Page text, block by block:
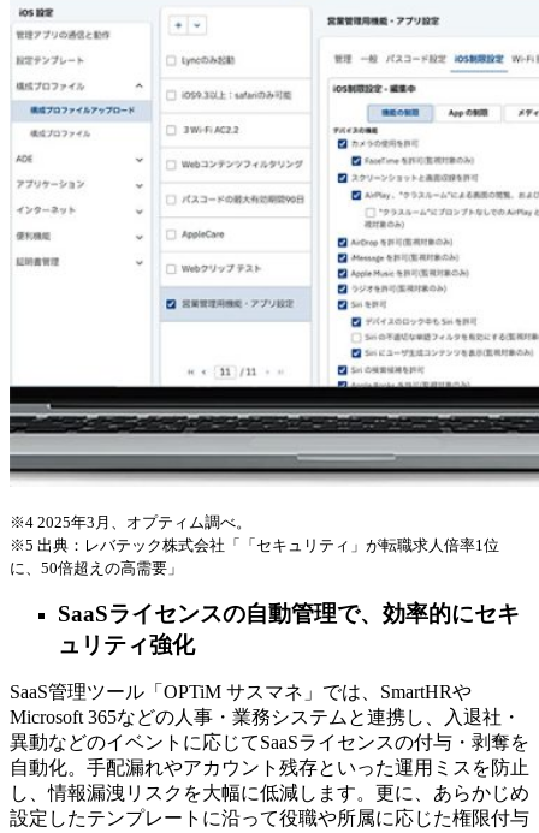
※4 2025年3月、オプティム調べ。
※5 出典：レバテック株式会社「「セキュリティ」が転職求人倍率1位
に、50倍超えの高需要」
SaaSライセンスの自動管理で、効率的にセキ
ュリティ強化
SaaS管理ツール「OPTiM サスマネ」では、SmartHRや
Microsoft 365などの人事・業務システムと連携し、入退社・
異動などのイベントに応じてSaaSライセンスの付与・剥奪を
自動化。手配漏れやアカウント残存といった運用ミスを防止
し、情報漏洩リスクを大幅に低減します。更に、あらかじめ
設定したテンプレートに沿って役職や所属に応じた権限付与